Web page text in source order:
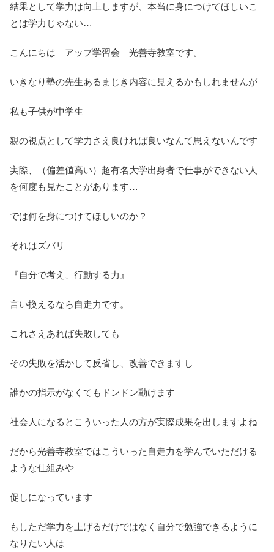
結果として学力は向上しますが、本当に身につけてほしいこ
とは学力じゃない…
こんにちは アップ学習会 光善寺教室です。
いきなり塾の先生あるまじき内容に見えるかもしれませんが
私も子供が中学生
親の視点として学力さえ良ければ良いなんて思えないんです
実際、（偏差値高い）超有名大学出身者で仕事ができない人
を何度も見たことがあります…
では何を身につけてほしいのか？
それはズバリ
『自分で考え、行動する力』
言い換えるなら自走力です。
これさえあれば失敗しても
その失敗を活かして反省し、改善できますし
誰かの指示がなくてもドンドン動けます
社会人になるとこういった人の方が実際成果を出しますよね
だから光善寺教室ではこういった自走力を学んでいただける
ような仕組みや
促しになっています
もしただ学力を上げるだけではなく自分で勉強できるように
なりたい人は